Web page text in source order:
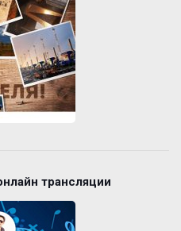
трансляции